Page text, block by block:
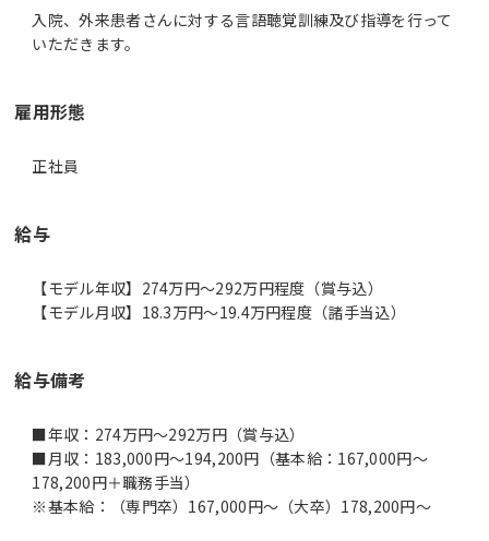
入院、外来患者さんに対する言語聴覚訓練及び指導を行って
いただきます。
雇用形態
正社員
給与
【モデル年収】274万円〜292万円程度（賞与込）
【モデル月収】18.3万円〜19.4万円程度（諸手当込）
給与備考
■年収：274万円～292万円（賞与込）
■月収：183,000円～194,200円（基本給：167,000円～
178,200円＋職務手当）
※基本給：（専門卒）167,000円～（大卒）178,200円～